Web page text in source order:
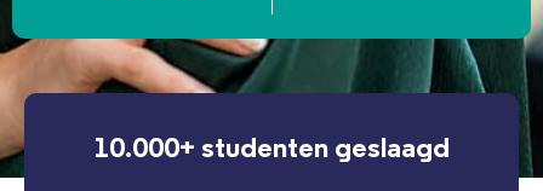
10.000+ studenten geslaagd